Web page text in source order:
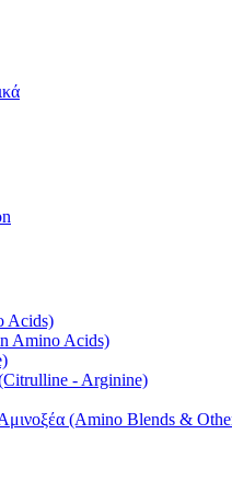
Acids)
Amino Acids)
(Citrulline - Arginine)
(Amino Blends &